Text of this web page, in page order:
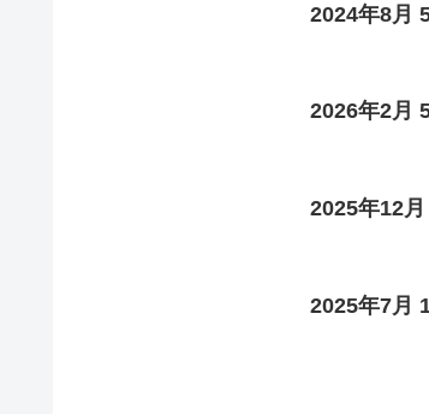
2024年8月
2026年2月
2025年12
2025年7月